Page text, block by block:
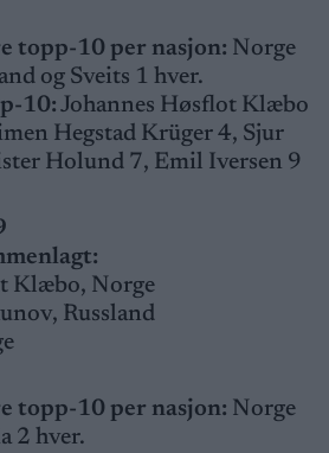
topp-10 per nasjon: Norge
og Sveits 1 hver.
10:Johannes Høsflot Klæbo
Hegstad Krüger 4, Sjur
Holund 7, Emil Iversen 9
Klæbo, Norge
Russland
topp-10 per nasjon: Norge
2 hver.